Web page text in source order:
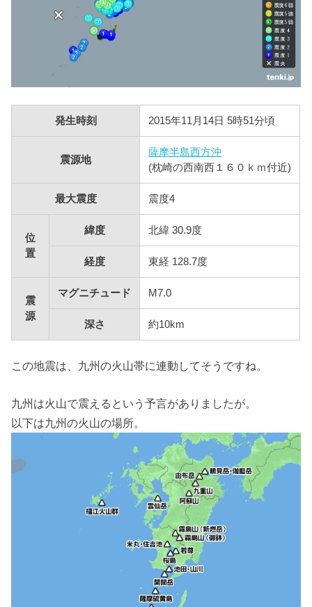
発生時刻 2015年11月14日 5時51分頃
震源地
薩摩半島西方沖
(枕崎の西南西１６０ｋｍ付近)
最大震度 震度4
位
置
緯度 北緯 30.9度
経度 東経 128.7度
震
源
マグニチュード M7.0
深さ 約10km
この地震は、九州の火山帯に連動してそうですね。
九州は火山で震えるという予言がありましたが。
以下は九州の火山の場所。